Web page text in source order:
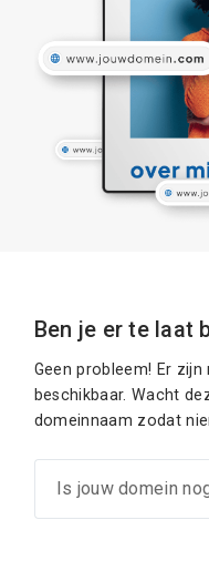
Ben je er te laat
Geen probleem! Er
beschikbaar. Wacht
domeinnaam zodat